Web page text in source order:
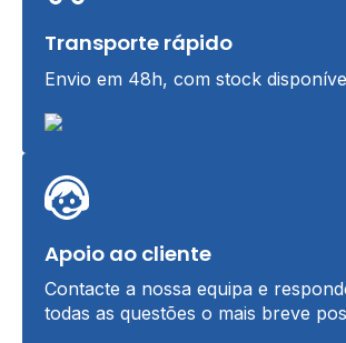
Transporte rápido
Envio em 48h, com stock
Apoio ao cliente
Contacte a nossa equipa e
todas as questões o mais breve